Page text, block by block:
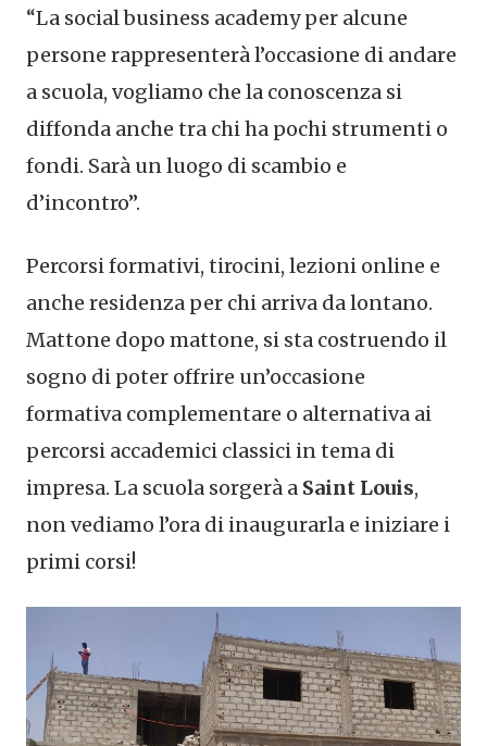
“La social business academy per alcune
persone rappresenterà l’occasione di andare
a scuola, vogliamo che la conoscenza si
diffonda anche tra chi ha pochi strumenti o
fondi. Sarà un luogo di scambio e
d’incontro”.
Percorsi formativi, tirocini, lezioni online e
anche residenza per chi arriva da lontano.
Mattone dopo mattone, si sta costruendo il
sogno di poter offrire un’occasione
formativa complementare o alternativa ai
percorsi accademici classici in tema di
impresa. La scuola sorgerà a Saint Louis,
non vediamo l’ora di inaugurarla e iniziare i
primi corsi!